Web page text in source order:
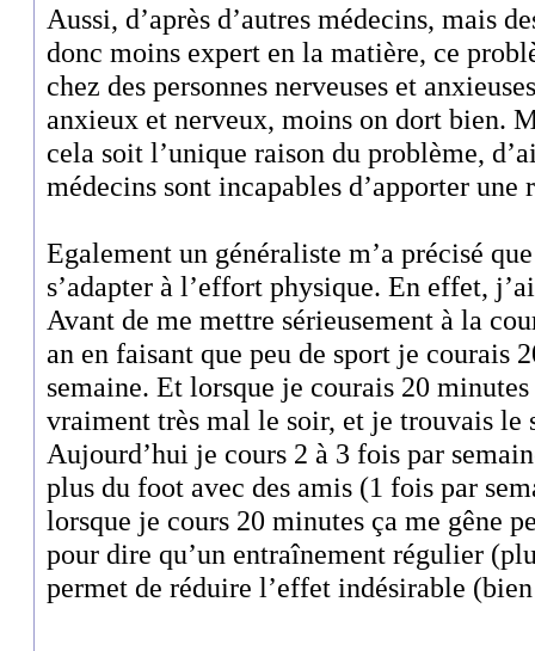
Aussi, d’après d’autres médecins, mais
donc moins expert en la matière, ce
chez des personnes nerveuses et
anxieux et nerveux, moins on dort bien.
cela soit l’unique raison du problème,
médecins sont incapables d’apporter une
Egalement un généraliste m’a précisé
s’adapter à l’effort physique. En effet,
Avant de me mettre sérieusement à la
an en faisant que peu de sport je courais
semaine. Et lorsque je courais 20
vraiment très mal le soir, et je trouvais le
Aujourd’hui je cours 2 à 3 fois par
plus du foot avec des amis (1 fois par
lorsque je cours 20 minutes ça me gêne
pour dire qu’un entraînement régulier
permet de réduire l’effet indésirable